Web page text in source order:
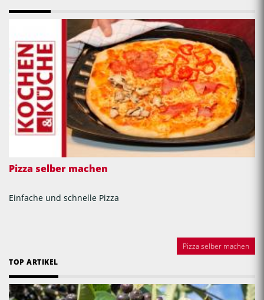
Pizza selber machen
Einfache und schnelle Pizza
Pizza selber machen
TOP ARTIKEL